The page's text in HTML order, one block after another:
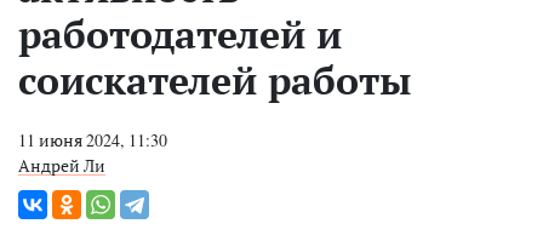
работодателей и
соискателей работы
11 июня 2024, 11:30
Андрей Ли